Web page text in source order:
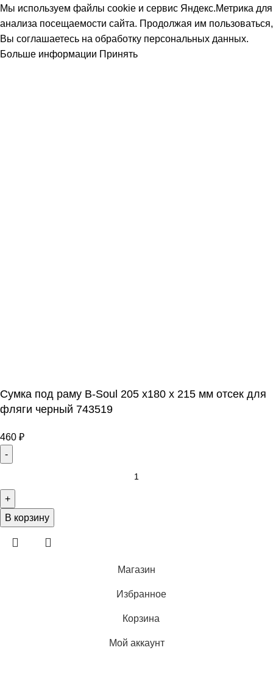
Мы используем файлы cookie и сервис Яндекс.Метрика для
анализа посещаемости сайта. Продолжая им пользоваться,
Вы соглашаетесь на обработку персональных данных.
Больше информации Принять
Сумка под раму B-Soul 205 х180 х 215 мм отсек для
фляги черный 743519
460 ₽
В корзину
Магазин
Избранное
Корзина
Мой аккаунт